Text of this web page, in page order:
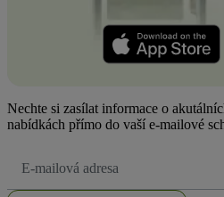
Nechte si zasílat informace o
nabídkách přímo do vaší e-mailové
adresa